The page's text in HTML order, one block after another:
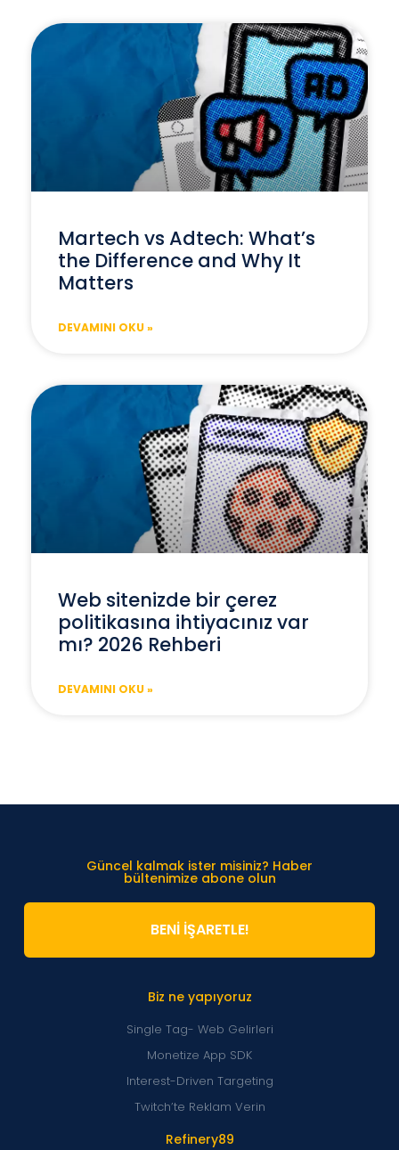
Martech vs Adtech: What’s
the Difference and Why It
Matters
DEVAMINI OKU »
Web sitenizde bir çerez
politikasına ihtiyacınız var
mı? 2026 Rehberi
DEVAMINI OKU »
Refinery89
Biz ne yapıyoruz
Single Tag- Web Gelirleri
Monetize App SDK
Interest-Driven Targeting
Twitch’te Reklam Verin
Güncel kalmak ister misiniz? Haber
bültenimize abone olun
BENİ İŞARETLE!